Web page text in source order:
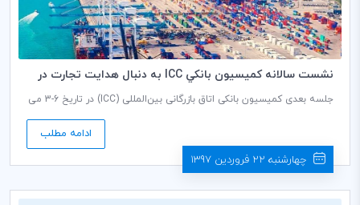
نشست سالانه كميسيون بانكي ICC به دنبال هدايت تجارت در
جلسه بعدی کمیسیون بانکی اتاق بازرگانی بین‌المللی (ICC) در تاریخ 6-3 می
برای سیستم معاملاتی مبتنی بر قوانین بین‌المللی برگزار می‌شود.ادامه مطلب
چهارشنبه 22 فروردین 1397